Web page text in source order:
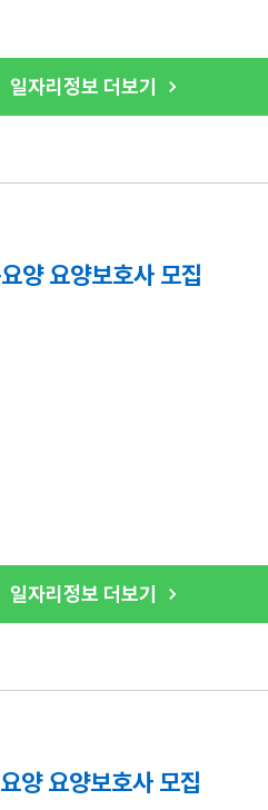
일자리정보 더보기
양 요양보호사 모집
일자리정보 더보기
양 요양보호사 모집